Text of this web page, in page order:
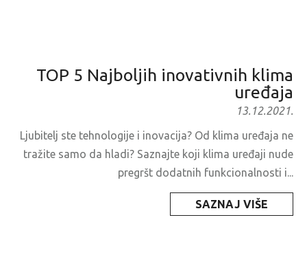
TOP 5 Najboljih inovativnih klima
uređaja
13.12.2021.
Ljubitelj ste tehnologije i inovacija? Od klima uređaja ne
tražite samo da hladi? Saznajte koji klima uređaji nude
pregršt dodatnih funkcionalnosti i...
SAZNAJ VIŠE